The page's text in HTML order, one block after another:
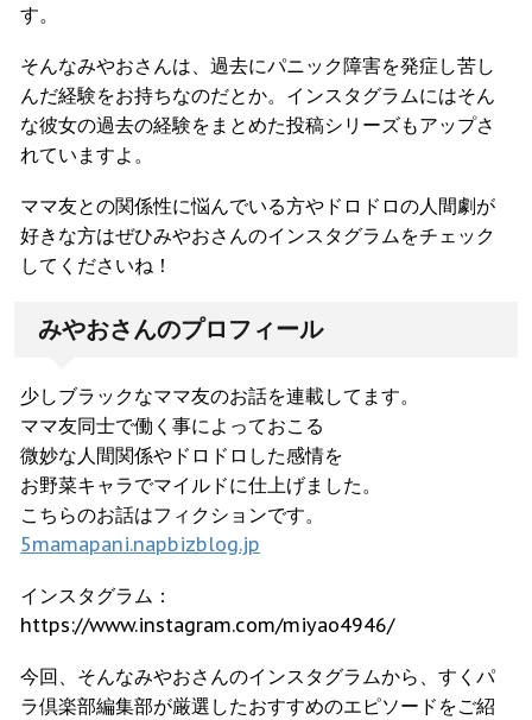
す。
そんなみやおさんは、過去にパニック障害を発症し苦し
んだ経験をお持ちなのだとか。インスタグラムにはそん
な彼女の過去の経験をまとめた投稿シリーズもアップさ
れていますよ。
ママ友との関係性に悩んでいる方やドロドロの人間劇が
好きな方はぜひみやおさんのインスタグラムをチェック
してくださいね！
みやおさんのプロフィール
少しブラックなママ友のお話を連載してます。
ママ友同士で働く事によっておこる
微妙な人間関係やドロドロした感情を
お野菜キャラでマイルドに仕上げました。
こちらのお話はフィクションです。
5mamapani.napbizblog.jp
インスタグラム：
https://www.instagram.com/miyao4946/
今回、そんなみやおさんのインスタグラムから、すくパ
ラ倶楽部編集部が厳選したおすすめのエピソードをご紹